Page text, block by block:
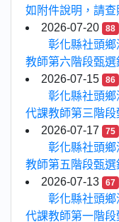
如附件說明，請查
2026-07-20
88
彰化縣社頭
教師第六階段甄選
2026-07-15
86
彰化縣社頭
代課教師第三階段
2026-07-17
75
彰化縣社頭
教師第五階段甄選
2026-07-13
67
彰化縣社頭
代課教師第一階段